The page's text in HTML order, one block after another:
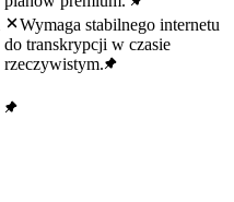
Wymaga stabilnego internetu
do transkrypcji w czasie
rzeczywistym.